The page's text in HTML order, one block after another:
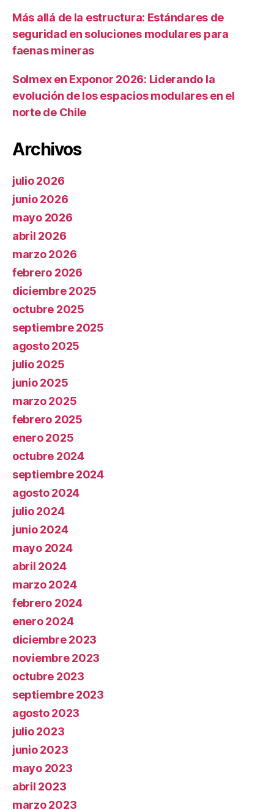
Más allá de la estructura: Estándares de
seguridad en soluciones modulares para
faenas mineras
Solmex en Exponor 2026: Liderando la
evolución de los espacios modulares en el
norte de Chile
Archivos
julio 2026
junio 2026
mayo 2026
abril 2026
marzo 2026
febrero 2026
diciembre 2025
octubre 2025
septiembre 2025
agosto 2025
julio 2025
junio 2025
marzo 2025
febrero 2025
enero 2025
octubre 2024
septiembre 2024
agosto 2024
julio 2024
junio 2024
mayo 2024
abril 2024
marzo 2024
febrero 2024
enero 2024
diciembre 2023
noviembre 2023
octubre 2023
septiembre 2023
agosto 2023
julio 2023
junio 2023
mayo 2023
abril 2023
marzo 2023